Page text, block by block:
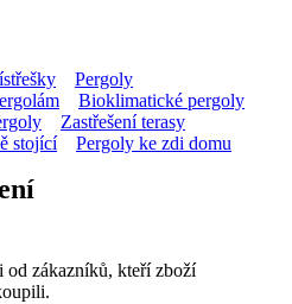
Pergoly
Bioklimatické pergoly
Zastřešení terasy
stojící Pergoly ke zdi domu
od zákazníků, kteří zboží